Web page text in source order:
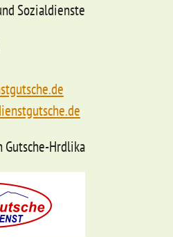
Sozialdienste
Gutsche-Hrdlika